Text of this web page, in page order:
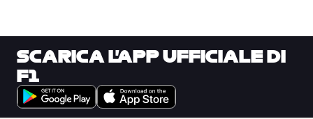
SCARICA L'APP UFFICIALE DI
F1